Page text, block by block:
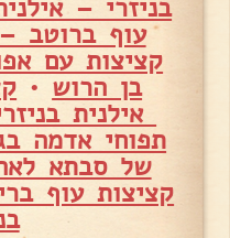
בניזרי –
עוף ברוטב
קציצות עם
בן הרוש •
אילנית
תפוחי אדמה
של סבתא
קציצות עוף